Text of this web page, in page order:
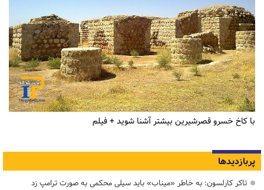
با کاخ خسرو قصرشیرین بیشتر آشنا شوید + فیلم
پربازدیدها
تاکر کارلسون: به خاطر «میناب» باید سیلی محکمی به صورت ترامپ زد